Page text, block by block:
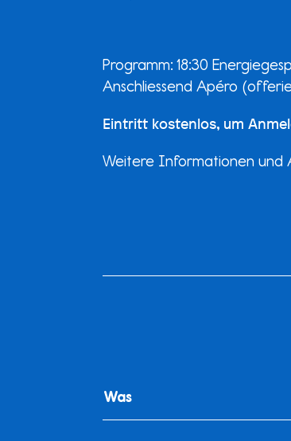
Programm: 18:30
Anschliessend Apéro
Eintritt kostenlos, um
Weitere Informationen und
Was